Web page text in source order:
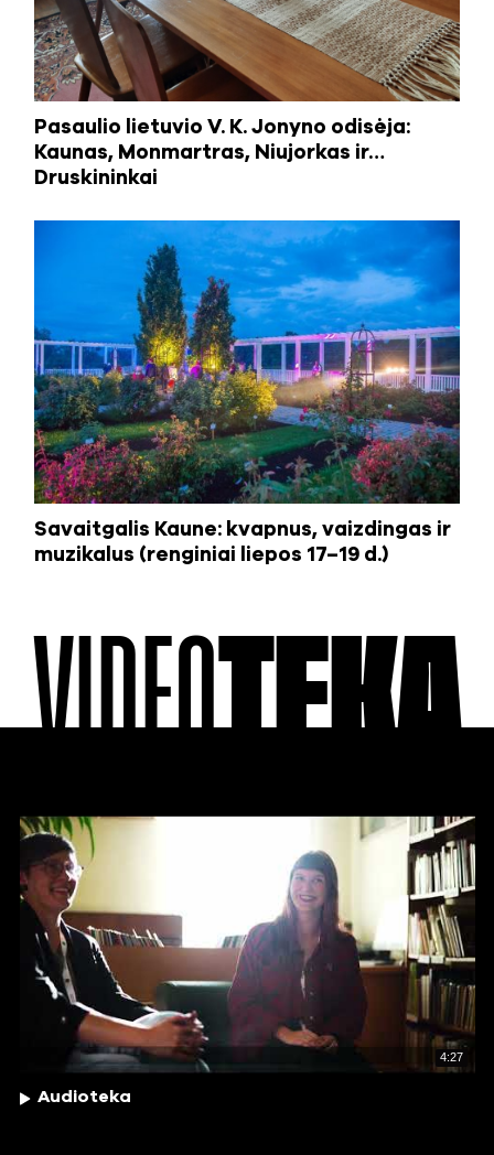
Pasaulio lietuvio V. K. Jonyno odisėja:
Kaunas, Monmartras, Niujorkas ir…
Druskininkai
Savaitgalis Kaune: kvapnus, vaizdingas ir
muzikalus (renginiai liepos 17–19 d.)
VIDEOTEKA
4:27
Audioteka